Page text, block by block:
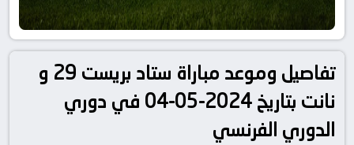
تفاصيل وموعد مباراة ستاد بريست 29 و
نانت بتاريخ 2024-05-04 في دوري
الدوري الفرنسي